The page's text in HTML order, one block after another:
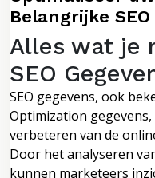
Belangrijke
Alles wat je
SEO
SEO gegevens, ook
Optimization
verbeteren van de
Door het analyseren
kunnen marketeers